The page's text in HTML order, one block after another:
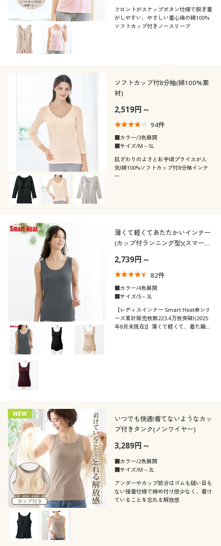
フロントがスナップボタン仕様で脱ぎ着
がしやすい、やさしい着心地の綿100%
ソフトカップ付きノースリーブ
ソフトカップ付8分袖(綿100%素
材)
2,519円～
94件
■カラー/3色展開
■サイズ/M～5L
肌ざわりのよさとお手頃プライスが人
気!綿100%ソフトカップ付8分袖インナ
ー
薄くて軽くてあたたかいインナー
(カップ付ランニング型)(スマート
2,739円～
82件
■カラー/4色展開
■サイズ/S～3L
【レディスインナー Smart Heat®シリ
ーズ累計販売枚数223.4万枚突破!(2025
年8月末現在)】薄くて軽くて、着た瞬間
NEW
いつでも快適!着てないようなカッ
プ付きタンク(ノンワイヤー)
3,289円～
■カラー/2色展開
■サイズ/M～3L
アンダーやカップ部分はゴムも縫い目も
ない接着仕様で締め付け感少なく、着け
ていることを忘れる解放感